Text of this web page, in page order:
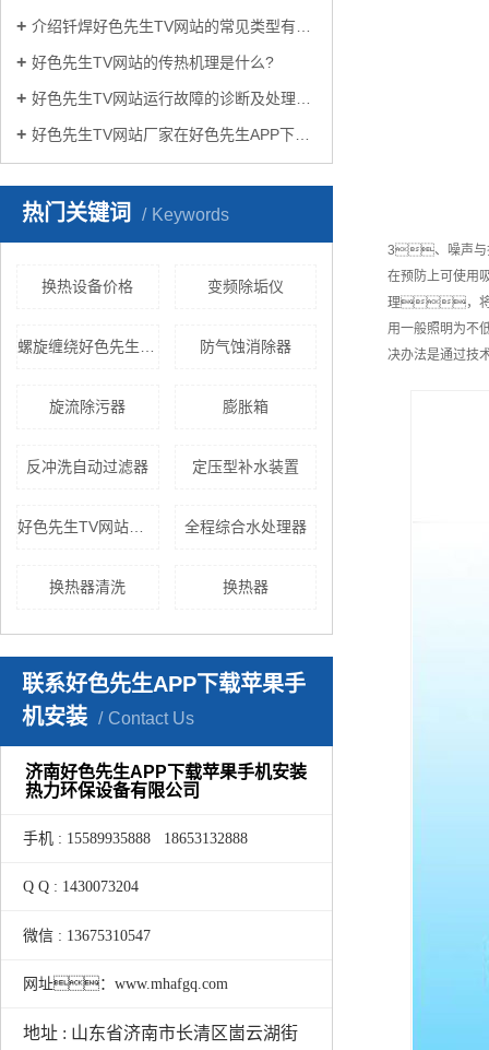
介绍钎焊好色先生TV网站的常见类型有哪些
好色先生TV网站的传热机理是什么?
好色先生TV网站运行故障的诊断及处理方法
好色先生TV网站厂家在好色先生APP下载苹果手机安装生活中有哪些作用？
热门关键词 Keywords
换热设备价格 变频除垢仪
防气蚀消除器
旋流除污器 膨胀箱
反冲洗自动过滤器 定压型补水装置
全程综合水处理器
换热器清洗 换热器
联系好色先生APP下载苹果手
机安装
Contact Us
济南好色先生APP下载苹果手机安装
热力环保设备有限公司
手机 : 15589935888 18653132888
Q Q : 1430073204
微信 : 13675310547
网址：www.mhafgq.com
地址 : 山东省济南市长清区崮云湖街
3、噪声与
在预防上可使
理，将
用一般照明为
决办法是通过